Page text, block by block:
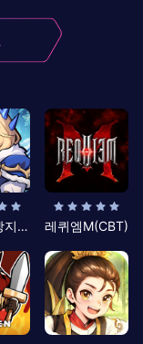
킹방치: 빵지의 제왕 레퀴엠M(CBT)